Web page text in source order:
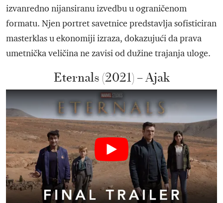
izvanredno nijansiranu izvedbu u ograničenom
formatu. Njen portret savetnice predstavlja sofisticiran
masterklas u ekonomiji izraza, dokazujući da prava
umetnička veličina ne zavisi od dužine trajanja uloge.
Eternals (2021) – Ajak